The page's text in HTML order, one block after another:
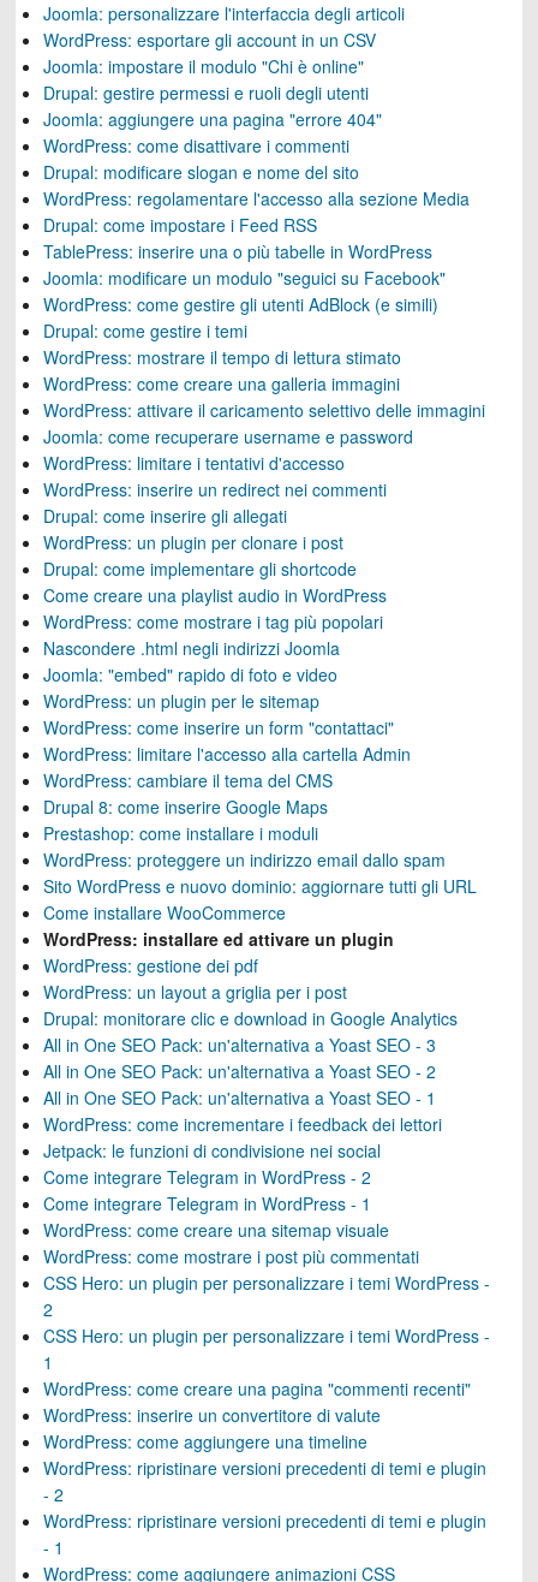
Joomla: personalizzare l'interfaccia degli articoli
WordPress: esportare gli account in un CSV
Joomla: impostare il modulo "Chi è online"
Drupal: gestire permessi e ruoli degli utenti
Joomla: aggiungere una pagina "errore 404"
WordPress: come disattivare i commenti
Drupal: modificare slogan e nome del sito
WordPress: regolamentare l'accesso alla sezione Media
Drupal: come impostare i Feed RSS
TablePress: inserire una o più tabelle in WordPress
Joomla: modificare un modulo "seguici su Facebook"
WordPress: come gestire gli utenti AdBlock (e simili)
Drupal: come gestire i temi
WordPress: mostrare il tempo di lettura stimato
WordPress: come creare una galleria immagini
WordPress: attivare il caricamento selettivo delle immagini
Joomla: come recuperare username e password
WordPress: limitare i tentativi d'accesso
WordPress: inserire un redirect nei commenti
Drupal: come inserire gli allegati
WordPress: un plugin per clonare i post
Drupal: come implementare gli shortcode
Come creare una playlist audio in WordPress
WordPress: come mostrare i tag più popolari
Nascondere .html negli indirizzi Joomla
Joomla: "embed" rapido di foto e video
WordPress: un plugin per le sitemap
WordPress: come inserire un form "contattaci"
WordPress: limitare l'accesso alla cartella Admin
WordPress: cambiare il tema del CMS
Drupal 8: come inserire Google Maps
Prestashop: come installare i moduli
WordPress: proteggere un indirizzo email dallo spam
Sito WordPress e nuovo dominio: aggiornare tutti gli URL
Come installare WooCommerce
WordPress: installare ed attivare un plugin
WordPress: gestione dei pdf
WordPress: un layout a griglia per i post
Drupal: monitorare clic e download in Google Analytics
All in One SEO Pack: un'alternativa a Yoast SEO - 3
All in One SEO Pack: un'alternativa a Yoast SEO - 2
All in One SEO Pack: un'alternativa a Yoast SEO - 1
WordPress: come incrementare i feedback dei lettori
Jetpack: le funzioni di condivisione nei social
Come integrare Telegram in WordPress - 2
Come integrare Telegram in WordPress - 1
WordPress: come creare una sitemap visuale
WordPress: come mostrare i post più commentati
CSS Hero: un plugin per personalizzare i temi WordPress -
2
CSS Hero: un plugin per personalizzare i temi WordPress -
1
WordPress: come creare una pagina "commenti recenti"
WordPress: inserire un convertitore di valute
WordPress: come aggiungere una timeline
WordPress: ripristinare versioni precedenti di temi e plugin
- 2
WordPress: ripristinare versioni precedenti di temi e plugin
- 1
WordPress: come aggiungere animazioni CSS